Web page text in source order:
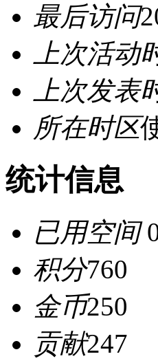
最后访问
上次活动
上次发表
所在时区
统计信息
已用空间
积分760
金币250
贡献247